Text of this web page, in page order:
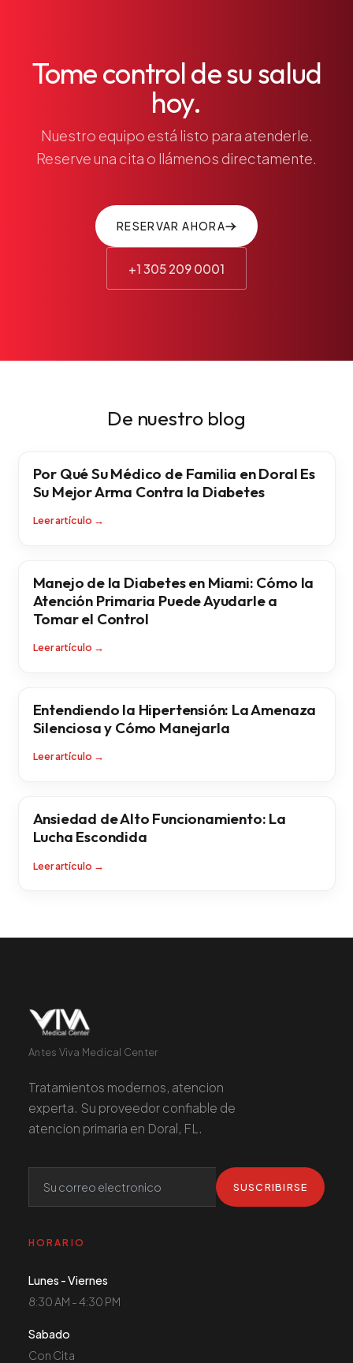
Tome control de su salud
hoy.
Nuestro equipo está listo para atenderle.
Reserve una cita o llámenos directamente.
RESERVAR AHORA
+1 305 209 0001
De nuestro blog
Por Qué Su Médico de Familia en Doral Es
Su Mejor Arma Contra la Diabetes
Leer artículo→
Manejo de la Diabetes en Miami: Cómo la
Atención Primaria Puede Ayudarle a
Tomar el Control
Leer artículo→
Entendiendo la Hipertensión: La Amenaza
Silenciosa y Cómo Manejarla
Leer artículo→
Ansiedad de Alto Funcionamiento: La
Lucha Escondida
Leer artículo→
Antes Viva Medical Center
Tratamientos modernos, atencion
experta. Su proveedor confiable de
atencion primaria en Doral, FL.
SUSCRIBIRSE
HORARIO
Lunes - Viernes
8:30 AM - 4:30 PM
Sabado
Con Cita